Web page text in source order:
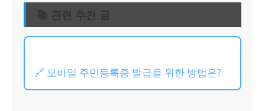
📚 관련 추천 글
🔗 모바일 주민등록증 발급을 위한 방법은?